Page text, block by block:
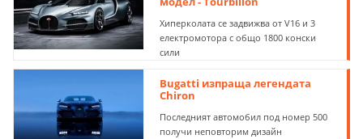
Хиперколата се задвижва от V16 и 3
електромотора с общо 1800 конски
сили
Bugatti изпраща легендата
Chiron
Последният автомобил под номер 500
получи неповторим дизайн